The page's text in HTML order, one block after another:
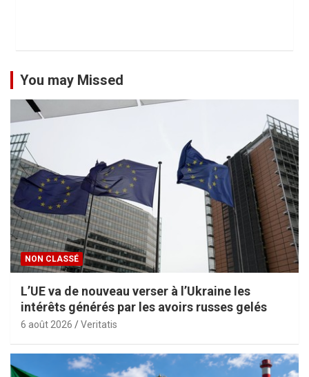
You may Missed
NON CLASSÉ
L’UE va de nouveau verser à l’Ukraine les
intérêts générés par les avoirs russes gelés
6 août 2026 Veritatis